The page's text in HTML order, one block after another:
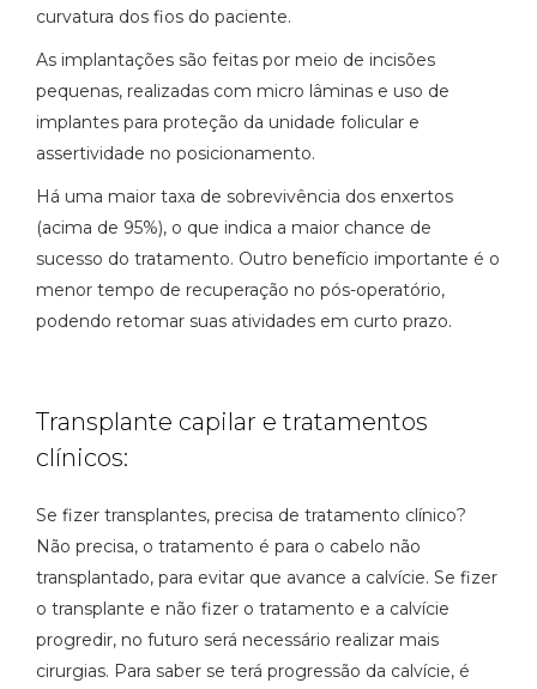
curvatura dos fios do paciente.
As implantações são feitas por meio de incisões
pequenas, realizadas com micro lâminas e uso de
implantes para proteção da unidade folicular e
assertividade no posicionamento.
Há uma maior taxa de sobrevivência dos enxertos
(acima de 95%), o que indica a maior chance de
sucesso do tratamento. Outro benefício importante é o
menor tempo de recuperação no pós-operatório,
podendo retomar suas atividades em curto prazo.
Transplante capilar e tratamentos
clínicos:
Se fizer transplantes, precisa de tratamento clínico?
Não precisa, o tratamento é para o cabelo não
transplantado, para evitar que avance a calvície. Se fizer
o transplante e não fizer o tratamento e a calvície
progredir, no futuro será necessário realizar mais
cirurgias. Para saber se terá progressão da calvície, é